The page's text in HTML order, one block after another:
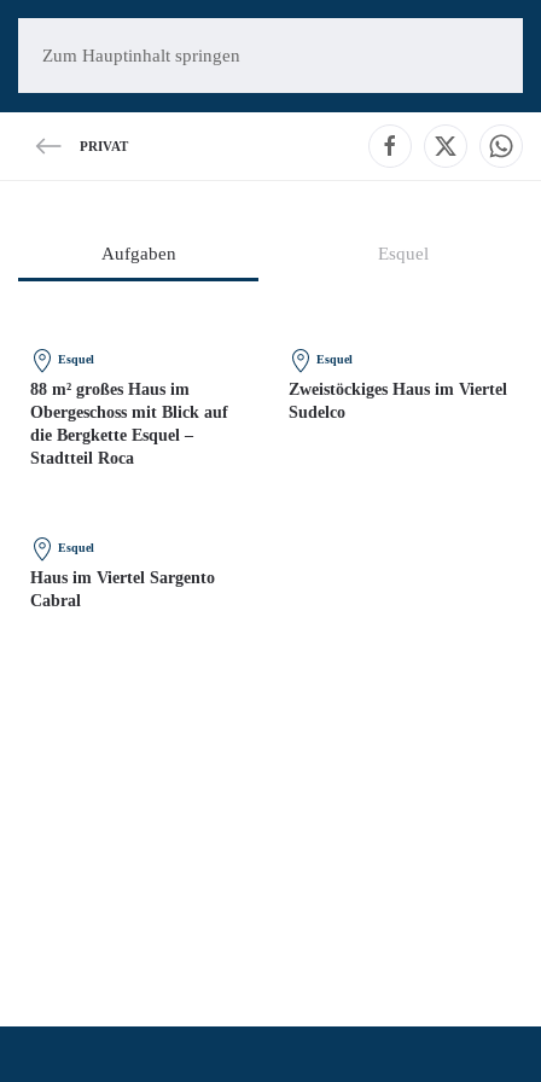
Zum Hauptinhalt springen
PRIVAT
Aufgaben Esquel
Esquel
88 m² großes Haus im
Obergeschoss mit Blick auf
die Bergkette Esquel –
Stadtteil Roca
Esquel
Zweistöckiges Haus im Viertel
Sudelco
Esquel
Haus im Viertel Sargento
Cabral